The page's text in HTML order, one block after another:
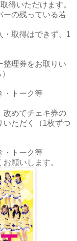
得いただけます。
ーの残っている若
取得はできず、1
理券をお取りい
・トーク等
改めてチェキ券の
いただく（1枚ずつ
・トーク等
願いします。